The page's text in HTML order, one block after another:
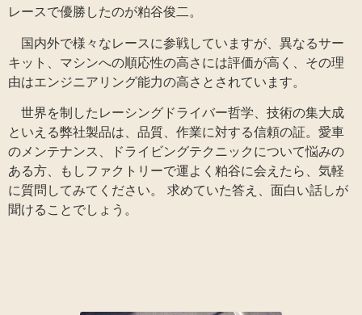
レースで優勝したのが粕谷俊二。
国内外で様々なレースに参戦していますが、異なるサー
キット、マシンへの順応性の高さには評価が高く、その理
由はエンジニアリング能力の高さとされています。
世界を制したレーシングドライバー哲学、技術の集大成
といえる弊社製品は、品質、作業に対する信頼の証。愛車
のメンテナンス、ドライビングテクニックについて悩みの
ある方、もしファクトリーで運よく粕谷に会えたら、気軽
に質問してみてください。 求めていた答え、面白い話しが
聞けることでしょう。